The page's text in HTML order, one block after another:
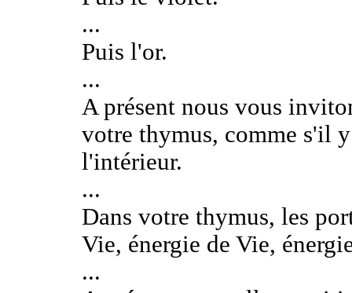
...
Puis l'or.
...
A présent nous vous
votre thymus, comme s'il
l'intérieur.
...
Dans votre thymus, les
Vie, énergie de Vie,
...